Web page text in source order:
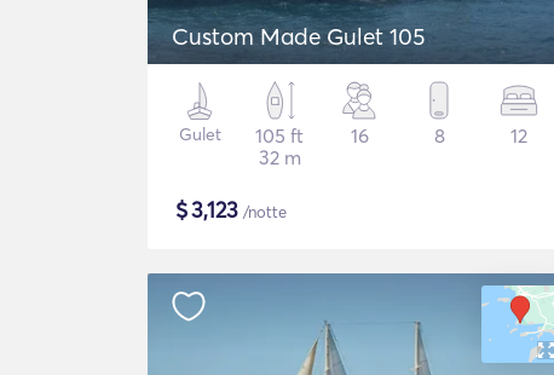
Custom Made Gulet 105
Gulet
105 ft
32 m
16 8 12
$3,123 /notte